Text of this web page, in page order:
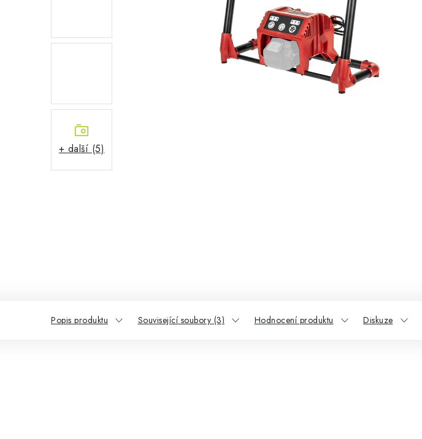
+ další (5)
Popis produktu Související soubory (3) Hodnocení produktu Diskuze